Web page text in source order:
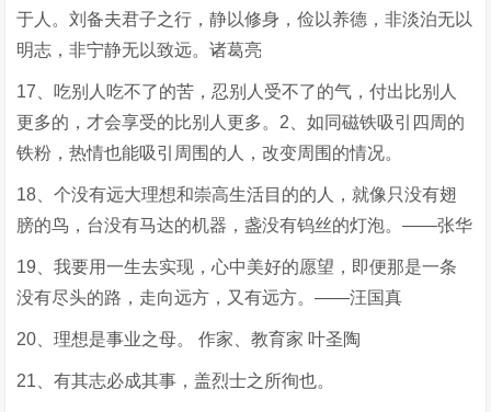
于人。刘备夫君子之行，静以修身，俭以养德，非淡泊无以
明志，非宁静无以致远。诸葛亮
17、吃别人吃不了的苦，忍别人受不了的气，付出比别人
更多的，才会享受的比别人更多。2、如同磁铁吸引四周的
铁粉，热情也能吸引周围的人，改变周围的情况。
18、个没有远大理想和崇高生活目的的人，就像只没有翅
膀的鸟，台没有马达的机器，盏没有钨丝的灯泡。——张华
19、我要用一生去实现，心中美好的愿望，即便那是一条
没有尽头的路，走向远方，又有远方。——汪国真
20、理想是事业之母。 作家、教育家 叶圣陶
21、有其志必成其事，盖烈士之所徇也。